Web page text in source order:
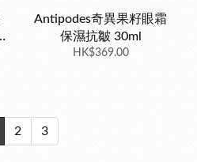
Antipodes奇異果籽眼霜
保濕抗皺 30ml
HK$369.00
2 3